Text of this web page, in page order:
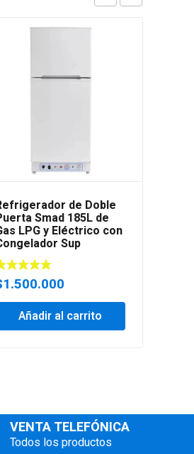
de Doble
Smad 185L de
LPG y Eléctrico con
Sup
1.500.000
Añadir al carrito
VENTA TELEFÓNICA
Todos los productos